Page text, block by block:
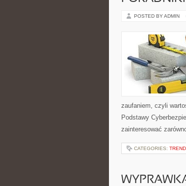
POSTED BY ADMIN
zaufaniem, czyli
Podstawy
zainteresować
CATEGORIES: